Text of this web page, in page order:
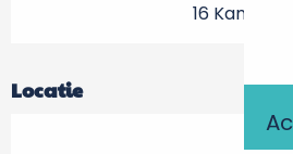
16 Kamer(s)
Locatie